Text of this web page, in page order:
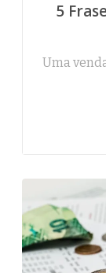
5
Uma